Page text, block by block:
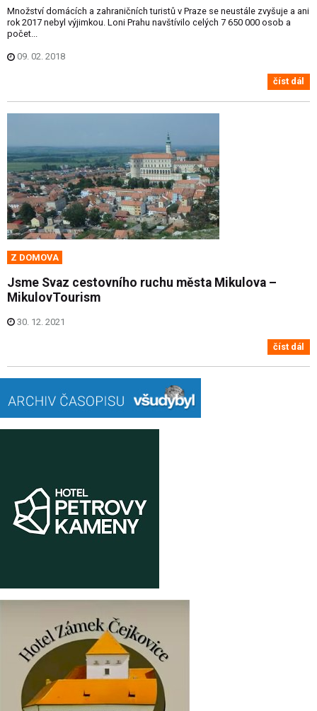
Množství domácích a zahraničních turistů v Praze se neustále zvyšuje a ani
rok 2017 nebyl výjimkou. Loni Prahu navštívilo celých 7 650 000 osob a
počet...
09. 02. 2018
číst dál
Z DOMOVA
Jsme Svaz cestovního ruchu města Mikulova –
MikulovTourism
30. 12. 2021
číst dál